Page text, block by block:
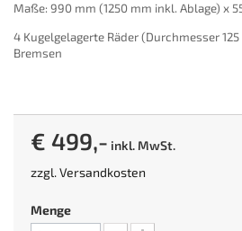
Maße: 990 mm (1250 mm inkl. Ablage) x
4 Kugelgelagerte Räder (Durchmesser
Bremsen
€ 499,- inkl. MwSt.
zzgl.Versandkosten
Menge